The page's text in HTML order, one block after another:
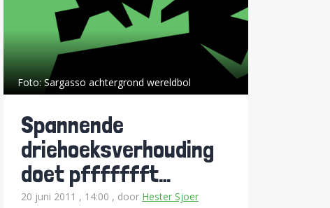
Foto:Sargasso achtergrond wereldbol
Spannende
driehoeksverhouding
doet pffffffft…
20 juni 2011 , 14:00 , door Hester Sjoer